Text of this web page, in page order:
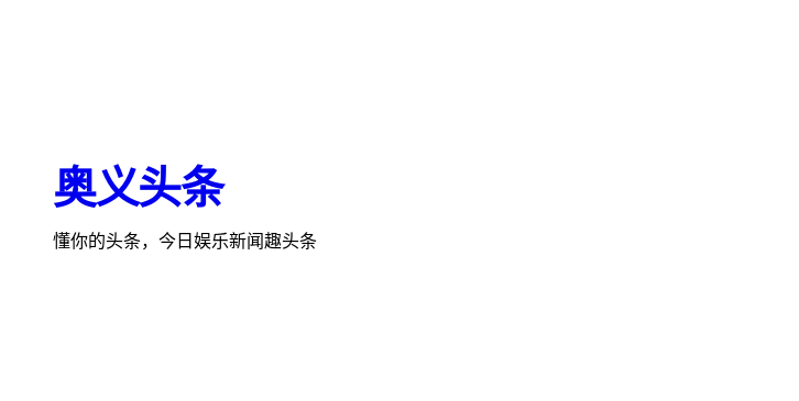
奥义头条
懂你的头条，今日娱乐新闻趣头条